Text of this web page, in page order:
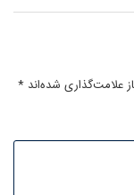
علامت‌گذاری شده‌اند *